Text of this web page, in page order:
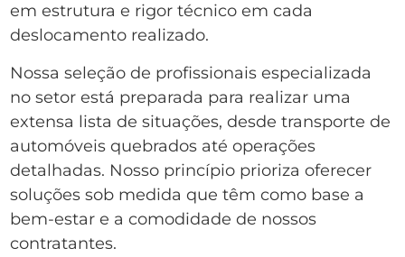
em estrutura e rigor técnico em cada
deslocamento realizado.
Nossa seleção de profissionais especializada
no setor está preparada para realizar uma
extensa lista de situações, desde transporte de
automóveis quebrados até operações
detalhadas. Nosso princípio prioriza oferecer
soluções sob medida que têm como base a
bem-estar e a comodidade de nossos
contratantes.